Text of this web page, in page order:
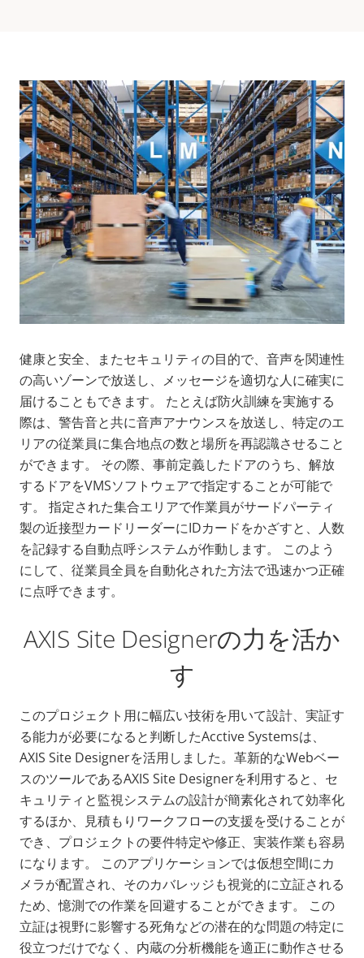
健康と安全、またセキュリティの目的で、音声を関連性
の高いゾーンで放送し、メッセージを適切な人に確実に
届けることもできます。 たとえば防火訓練を実施する
際は、警告音と共に音声アナウンスを放送し、特定のエ
リアの従業員に集合地点の数と場所を再認識させること
ができます。 その際、事前定義したドアのうち、解放
するドアをVMSソフトウェアで指定することが可能で
す。 指定された集合エリアで作業員がサードパーティ
製の近接型カードリーダーにIDカードをかざすと、人数
を記録する自動点呼システムが作動します。 このよう
にして、従業員全員を自動化された方法で迅速かつ正確
に点呼できます。
AXIS Site Designerの力を活か
す
このプロジェクト用に幅広い技術を用いて設計、実証す
る能力が必要になると判断したAcctive Systemsは、
AXIS Site Designerを活用しました。革新的なWebベー
スのツールであるAXIS Site Designerを利用すると、セ
キュリティと監視システムの設計が簡素化されて効率化
するほか、見積もりワークフローの支援を受けることが
でき、プロジェクトの要件特定や修正、実装作業も容易
になります。 このアプリケーションでは仮想空間にカ
メラが配置され、そのカバレッジも視覚的に立証される
ため、憶測での作業を回避することができます。 この
立証は視野に影響する死角などの潜在的な問題の特定に
役立つだけでなく、内蔵の分析機能を適正に動作させる